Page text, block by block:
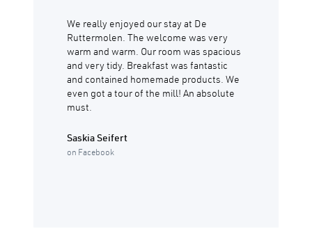
We really enjoyed our stay at De
Ruttermolen. The welcome was very
warm and warm. Our room was spacious
and very tidy. Breakfast was fantastic
and contained homemade products. We
even got a tour of the mill! An absolute
must.
Saskia Seifert
on Facebook